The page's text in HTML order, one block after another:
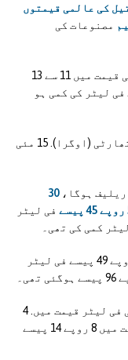
کی عالمی قیمتوں
مصنوعات کی
اگلے پندرہ دن کے لیے 31 مئی تک پیٹرول کی قیمت میں 11 سے 13
کی قیمت میں 8 سے 9.50 روپے فی لیٹر کی کمی ہو
اس سلسلے میں آئل اینڈ گیس ریگولیٹری اتھارٹی (اوگرا). 15 مئی
ہوگا، 30
فی لیٹر
قیمتوں میں کمی کے بعد کی نئی قیمت 288 روپے 49 پیسے فی لیٹر
قبل ازیں حکومت نے 16 اپریل کو پیٹرول کی فی لیٹر قیمت میں. 4
روپے 53پیسے اور ہائی اسپیڈ ڈیزل کی قیمت میں 8 روپے 14 پیسے